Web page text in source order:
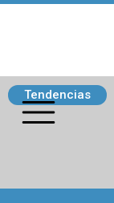
Tendencias